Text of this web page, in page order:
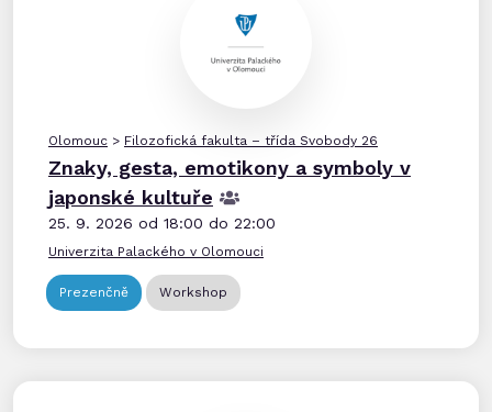
Olomouc > Filozofická fakulta – třída Svobody 26
Znaky, gesta, emotikony a symboly v
japonské kultuře
25. 9. 2026 od 18:00 do 22:00
Univerzita Palackého v Olomouci
Prezenčně Workshop